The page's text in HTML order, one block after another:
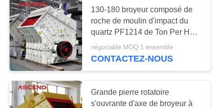
moulin humide de
casserole d'or
57
130-180 broyeur composé de
roche de moulin d'impact du
quartz PF1214 de Ton Per Hour
Granite Limestone
négociable MOQ:1 ensemble
CONTACTEZ-NOUS
Grande pierre rotatoire
s'ouvrante d'axe de broyeur à